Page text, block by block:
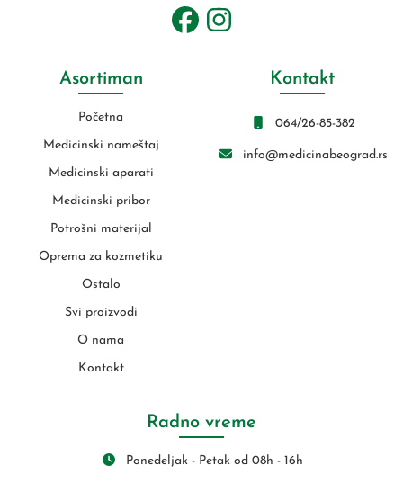
Asortiman
Početna
Medicinski nameštaj
Medicinski aparati
Medicinski pribor
Potrošni materijal
Oprema za kozmetiku
Ostalo
Svi proizvodi
O nama
Kontakt
Kontakt
064/26-85-382
info@medicinabeograd.rs
Radno vreme
Ponedeljak - Petak od 08h - 16h